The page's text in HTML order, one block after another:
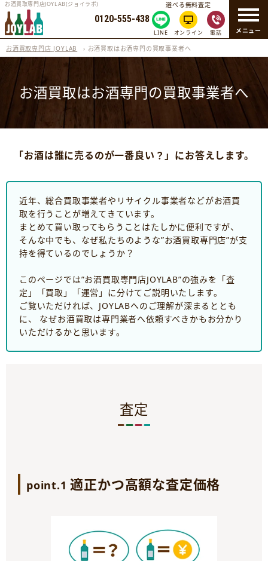
メニュー
お酒買取専門店JOYLAB(ジョイラボ)
0120-555-438
選べる無料査定
LINE オンライン 電話
お酒買取専門店 JOYLAB › お酒買取はお酒専門の買取事業者へ
お酒買取はお酒専門の買取事業者へ
「お酒は誰に売るのが一番良い？」にお答えします。
近年、総合買取事業者やリサイクル事業者などがお酒買
取を行うことが増えてきています。
まとめて買い取ってもらうことはたしかに便利ですが、
そんな中でも、なぜ私たちのような”お酒買取専門店”が支
持を得ているのでしょうか？
このページでは”お酒買取専門店JOYLAB”の強みを「査
定」「買取」「運営」に分けてご説明いたします。
ご覧いただければ、JOYLABへのご理解が深まるととも
に、 なぜお酒買取は専門業者へ依頼すべきかもお分かり
いただけるかと思います。
査定
point.1適正かつ高額な査定価格